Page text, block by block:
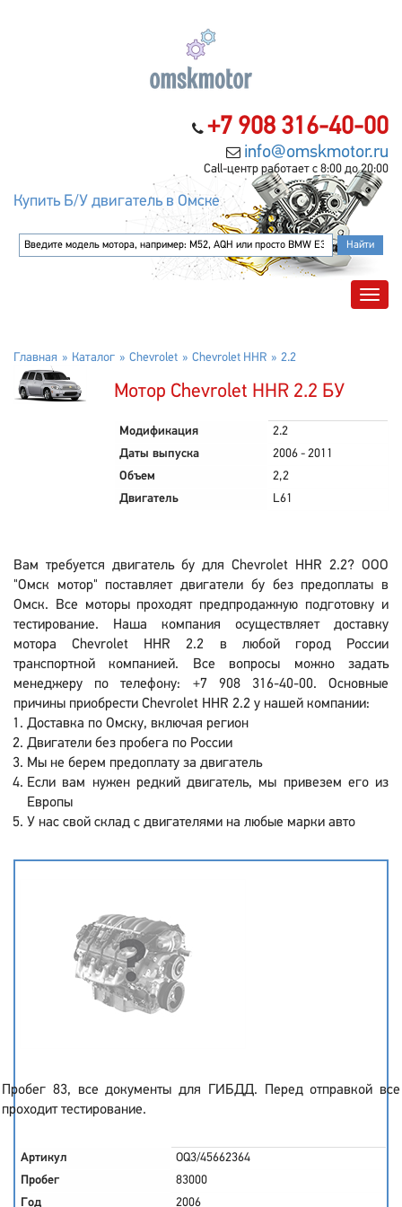
+7 908 316-40-00
info@omskmotor.ru
Call-центр работает с 8:00 до 20:00
Купить Б/У двигатель в Омске
Главная Каталог Chevrolet Chevrolet HHR 2.2
Мотор Chevrolet HHR 2.2 БУ
Модификация
2.2
Даты выпуска
2006 - 2011
Объем
2,2
Двигатель
L61
Вам требуется двигатель бу для Chevrolet HHR 2.2? ООО
"Омск мотор" поставляет двигатели бу без предоплаты в
Омск. Все моторы проходят предпродажную подготовку и
тестирование. Наша компания осуществляет доставку
мотора Chevrolet HHR 2.2 в любой город России
транспортной компанией. Все вопросы можно задать
менеджеру по телефону: +7 908 316-40-00. Основные
причины приобрести Chevrolet HHR 2.2 у нашей компании:
Доставка по Омску, включая регион
Двигатели без пробега по России
Мы не берем предоплату за двигатель
Если вам нужен редкий двигатель, мы привезем его из
Европы
У нас свой склад с двигателями на любые марки авто
Пробег 83, все документы для ГИБДД. Перед отправкой все
проходит тестирование.
Артикул
OQ3/45662364
Пробег
83000
Год
2006